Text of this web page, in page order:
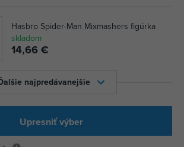
Hasbro Spider-Man Mixmashers figúrka
skladom
14,66 €
najpredávanejšie
Upresniť výber